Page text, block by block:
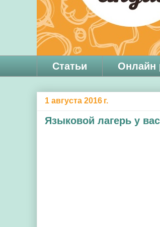
Статьи Онлайн
1 августа 2016 г.
Языковой лагерь у